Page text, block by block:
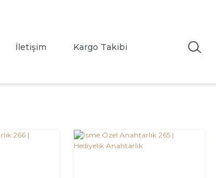
İletişim Kargo Takibi